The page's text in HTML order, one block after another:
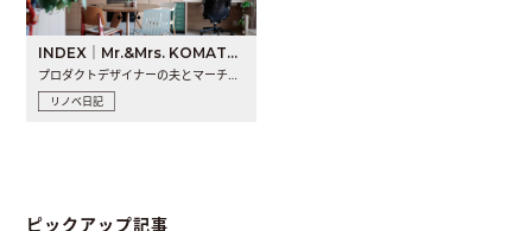
INDEX｜Mr.&Mrs. KOMATSU renovation diary
プロダクトデザイナーの夫とマーチャンダイザーの妻が、夫婦で..
リノベ日記
ピックアップ記事